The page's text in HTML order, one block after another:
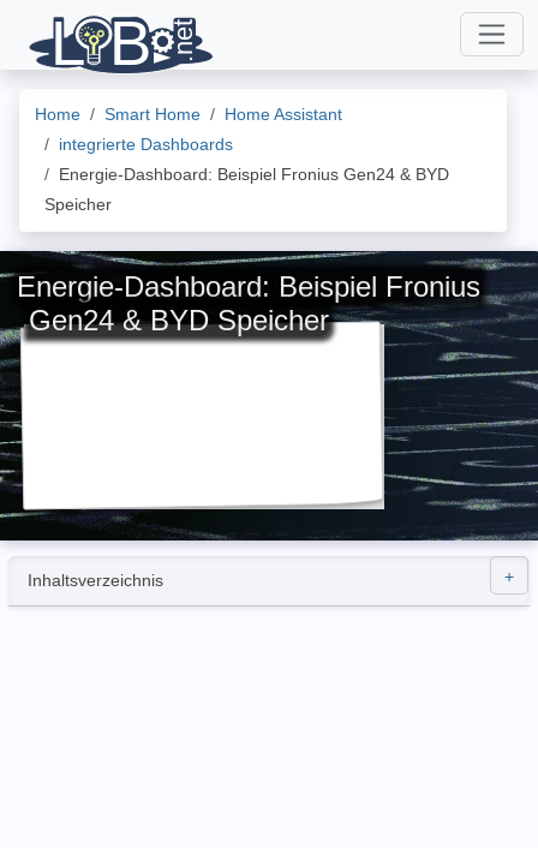
Home Smart Home
Home Assistant
integrierte Dashboards
Energie-Dashboard: Beispiel Fronius Gen24 & BYD
Speicher
Energie-Dashboard: Beispiel Fronius
Gen24 & BYD Speicher
Inhaltsverzeichnis